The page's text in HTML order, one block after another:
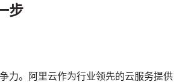
步
力。阿里云作为行业领先的云服务提供